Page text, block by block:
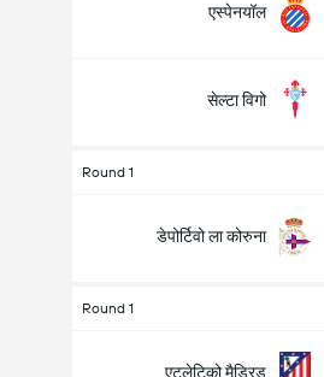
एस्पेनयॉल
सेल्टा विगो
Round 1
डेपोर्टिवो ला कोरुना
Round 1
एटलेटिको मैड्रिड